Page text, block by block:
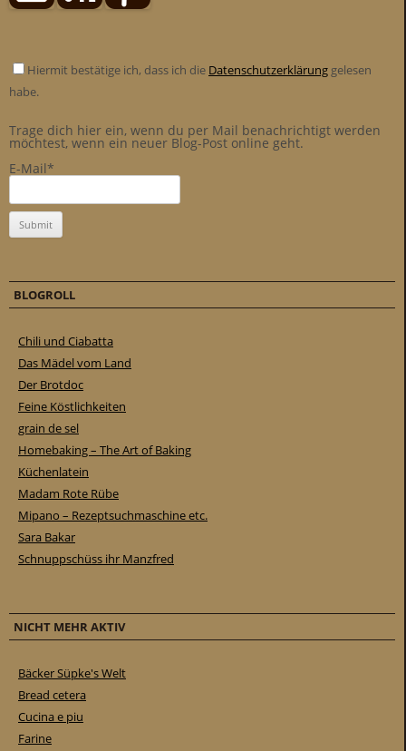
Hiermit bestätige ich, dass ich die Datenschutzerklärung gelesen
habe.
Trage dich hier ein, wenn du per Mail benachrichtigt werden
möchtest, wenn ein neuer Blog-Post online geht.
E-Mail*
BLOGROLL
Chili und Ciabatta
Das Mädel vom Land
Der Brotdoc
Feine Köstlichkeiten
grain de sel
Homebaking – The Art of Baking
Küchenlatein
Madam Rote Rübe
Mipano – Rezeptsuchmaschine etc.
Sara Bakar
Schnuppschüss ihr Manzfred
NICHT MEHR AKTIV
Bäcker Süpke's Welt
Bread cetera
Cucina e piu
Farine